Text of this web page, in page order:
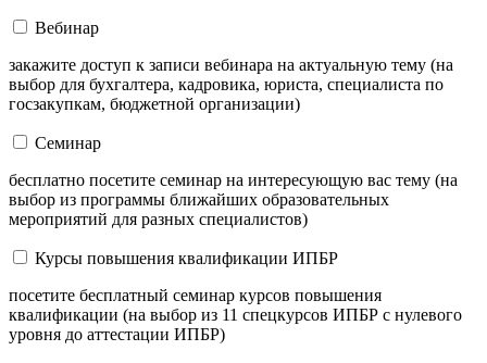
Вебинар
закажите доступ к записи вебинара на актуальную тему (на
выбор для бухгалтера, кадровика, юриста, специалиста по
госзакупкам, бюджетной организации)
Семинар
бесплатно посетите семинар на интересующую вас тему (на
выбор из программы ближайших образовательных
мероприятий для разных специалистов)
Курсы повышения квалификации ИПБР
посетите бесплатный семинар курсов повышения
квалификации (на выбор из 11 спецкурсов ИПБР с нулевого
уровня до аттестации ИПБР)